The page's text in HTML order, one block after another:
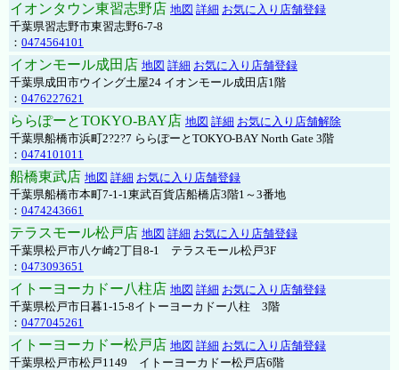
イオンタウン東習志野店 地図 詳細 お気に入り店舗登録
千葉県習志野市東習志野6-7-8
： 0474564101
イオンモール成田店 地図 詳細 お気に入り店舗登録
千葉県成田市ウイング土屋24 イオンモール成田店1階
： 0476227621
ららぽーとTOKYO-BAY店 地図 詳細 お気に入り店舗解除
千葉県船橋市浜町2?2?7 ららぽーとTOKYO-BAY North Gate 3階
： 0474101011
船橋東武店 地図 詳細 お気に入り店舗登録
千葉県船橋市本町7-1-1東武百貨店船橋店3階1～3番地
： 0474243661
テラスモール松戸店 地図 詳細 お気に入り店舗登録
千葉県松戸市八ケ崎2丁目8-1 テラスモール松戸3F
： 0473093651
イトーヨーカドー八柱店 地図 詳細 お気に入り店舗登録
千葉県松戸市日暮1-15-8イトーヨーカドー八柱 3階
： 0477045261
イトーヨーカドー松戸店 地図 詳細 お気に入り店舗登録
千葉県松戸市松戸1149 イトーヨーカドー松戸店6階